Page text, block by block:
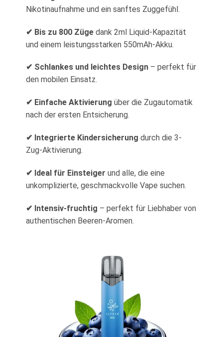
Nikotinaufnahme und ein sanftes Zuggefühl.
✔ Bis zu 800 Zügedank 2ml Liquid-Kapazität
und einem leistungsstarken 550mAh-Akku.
✔ Schlankes und leichtes Design– perfekt für
den mobilen Einsatz.
✔ Einfache Aktivierung über die Zugautomatik
nach der ersten Entsicherung.
✔ Integrierte Kindersicherung durch die 3-
Zug-Aktivierung.
✔ Ideal für Einsteiger und alle, die eine
unkomplizierte, geschmackvolle Vape suchen.
✔ Intensiv-fruchtig – perfekt für Liebhaber von
authentischen Beeren-Aromen.